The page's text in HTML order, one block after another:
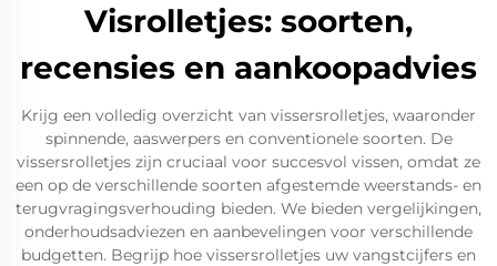
Visrolletjes: soorten,
recensies en aankoopadvies
Krijg een volledig overzicht van vissersrolletjes, waaronder
spinnende, aaswerpers en conventionele soorten. De
vissersrolletjes zijn cruciaal voor succesvol vissen, omdat ze
een op de verschillende soorten afgestemde weerstands- en
terugvragingsverhouding bieden. We bieden vergelijkingen,
onderhoudsadviezen en aanbevelingen voor verschillende
budgetten. Begrijp hoe vissersrolletjes uw vangstcijfers en